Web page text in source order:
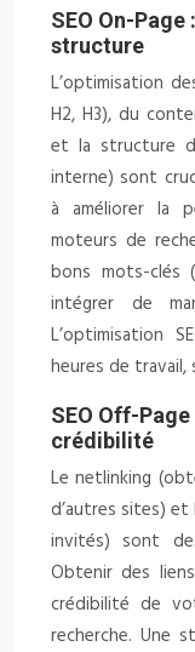
SEO On-
structure
L’optimisation
H2, H3), du
et la structure
interne) sont
à améliorer la
moteurs de
bons mots-clés
intégrer de
L’optimisation
heures de
SEO Off-
crédibilité
Le netlinking
d’autres sites)
invités) sont
Obtenir des
crédibilité de
recherche. Une